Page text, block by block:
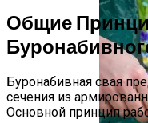
Общие
Буронабивная свая
сечения из
Основной принцип